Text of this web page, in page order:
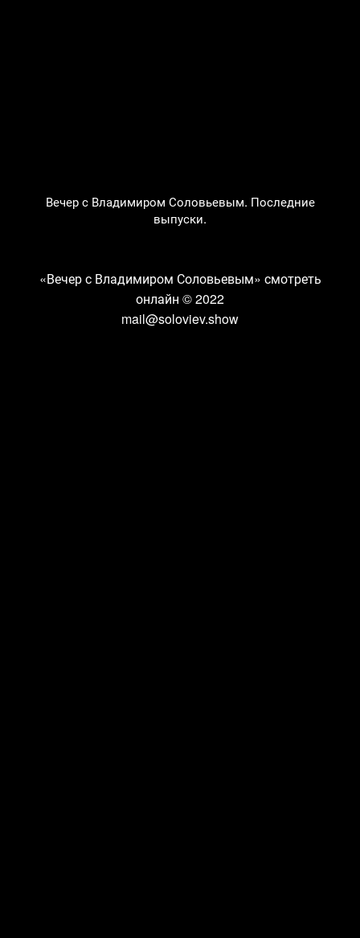
Вечер с Владимиром Соловьевым. Последние
выпуски.
«Вечер с Владимиром Соловьевым» смотреть
онлайн © 2022
mail@soloviev.show